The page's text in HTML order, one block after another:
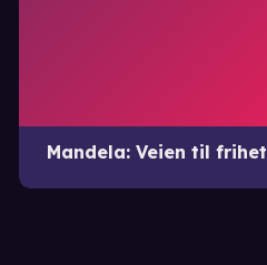
Mandela: Veien til frihet